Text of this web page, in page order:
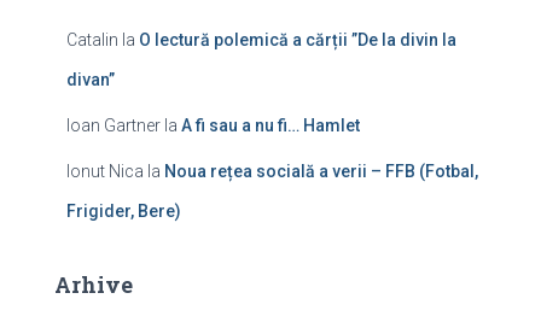
Catalin la O lectură polemică a cărții ”De la divin la
divan”
Ioan Gartner la A fi sau a nu fi… Hamlet
Ionut Nica la Noua rețea socială a verii – FFB (Fotbal,
Frigider, Bere)
Arhive